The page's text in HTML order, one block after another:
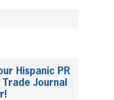
Hispanic PR
Journal